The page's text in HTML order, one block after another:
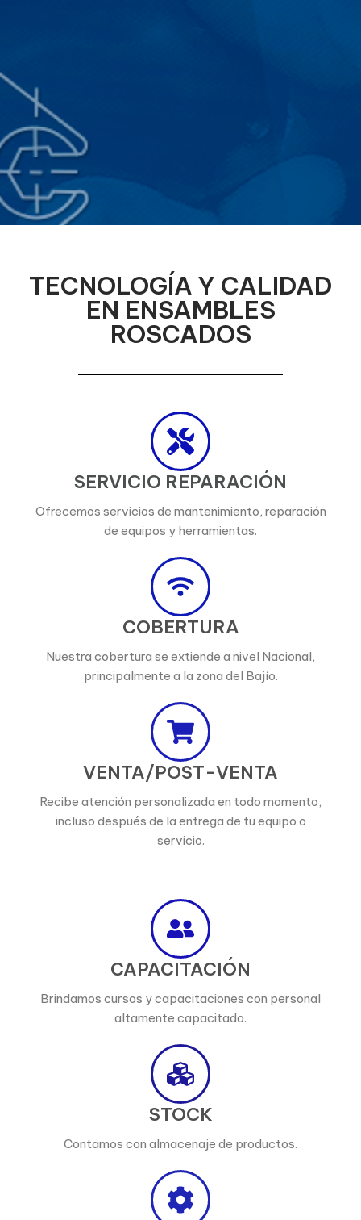
TECNOLOGÍA Y CALIDAD
EN ENSAMBLES
ROSCADOS
SERVICIO REPARACIÓN
Ofrecemos servicios de mantenimiento, reparación
de equipos y herramientas.
COBERTURA
Nuestra cobertura se extiende a nivel Nacional,
principalmente a la zona del Bajío.
VENTA/POST-VENTA
Recibe atención personalizada en todo momento,
incluso después de la entrega de tu equipo o
servicio.
CAPACITACIÓN
Brindamos cursos y capacitaciones con personal
altamente capacitado.
STOCK
Contamos con almacenaje de productos.